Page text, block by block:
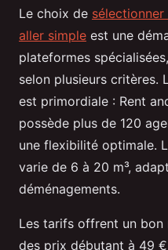
Le choix de
aller simple est une
plateformes
selon plusieurs critères.
est primordiale : Rent
possède plus de 120
une flexibilité optimale.
varie de 6 à 20 m³,
déménagements.
Les tarifs offrent un
des prix débutant à 49